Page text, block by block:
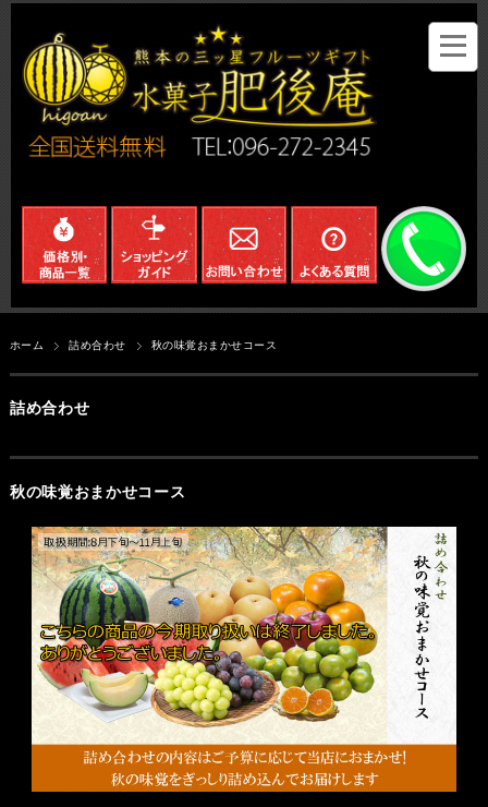
ホーム 詰め合わせ 秋の味覚おまかせコース
詰め合わせ
秋の味覚おまかせコース